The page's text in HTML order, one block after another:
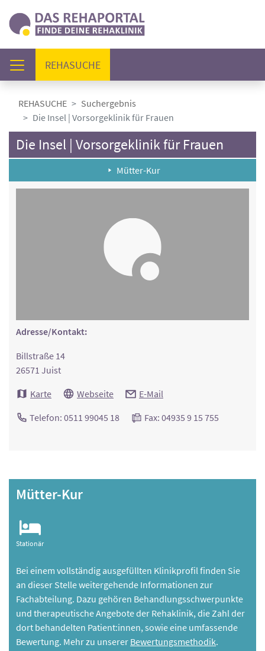
REHASUCHE(AKTUELL)
REHASUCHE
Suchergebnis
Die Insel | Vorsorgeklinik für Frauen
Die Insel | Vorsorgeklinik für Frauen
Mütter-Kur
Adresse/Kontakt:
Billstraße 14
26571 Juist
Karte
Webseite E-Mail
Telefon: 0511 99045 18 Fax: 04935 9 15 755
Mütter-Kur
Stationär
Bei einem vollständig ausgefüllten Klinikprofil finden Sie
an dieser Stelle weitergehende Informationen zur
Fachabteilung. Dazu gehören Behandlungsschwerpunkte
und therapeutische Angebote der Rehaklinik, die Zahl der
dort behandelten Patient:innen, sowie eine umfassende
Bewertung. Mehr zu unserer Bewertungsmethodik.